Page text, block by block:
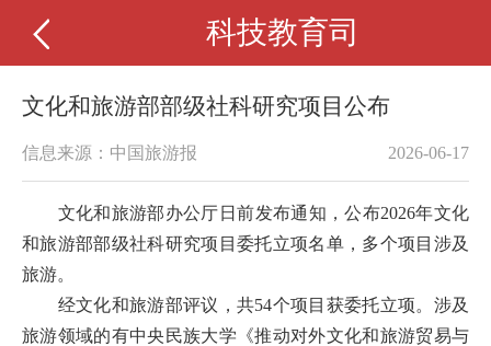
科技教育司
文化和旅游部部级社科研究项目公布
信息来源：中国旅游报 2026-06-17
文化和旅游部办公厅日前发布通知，公布2026年文化
和旅游部部级社科研究项目委托立项名单，多个项目涉及
旅游。
经文化和旅游部评议，共54个项目获委托立项。涉及
旅游领域的有中央民族大学《推动对外文化和旅游贸易与